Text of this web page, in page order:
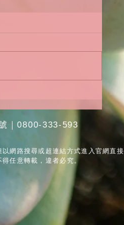
｜0800-333-593
網路搜尋或超連結方式進入官網直接
任意轉載，違者必究。